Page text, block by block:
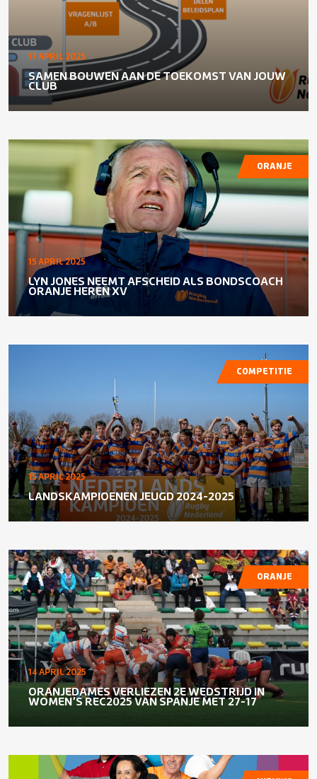
17 APRIL 2025
SAMEN BOUWEN AAN DE TOEKOMST VAN JOUW
CLUB
15 APRIL 2025
LYN JONES NEEMT AFSCHEID ALS BONDSCOACH
ORANJE HEREN XV
ORANJE
15 APRIL 2025
LANDSKAMPIOENEN JEUGD 2024-2025
COMPETITIE
14 APRIL 2025
ORANJEDAMES VERLIEZEN 2E WEDSTRIJD IN
WOMEN’S REC2025 VAN SPANJE MET 27-17
ORANJE